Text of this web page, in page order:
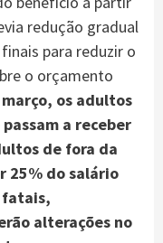
redução gradual
para reduzir o
o orçamento
os adultos
a receber
de fora da
25% do salário
fatais,
alterações no